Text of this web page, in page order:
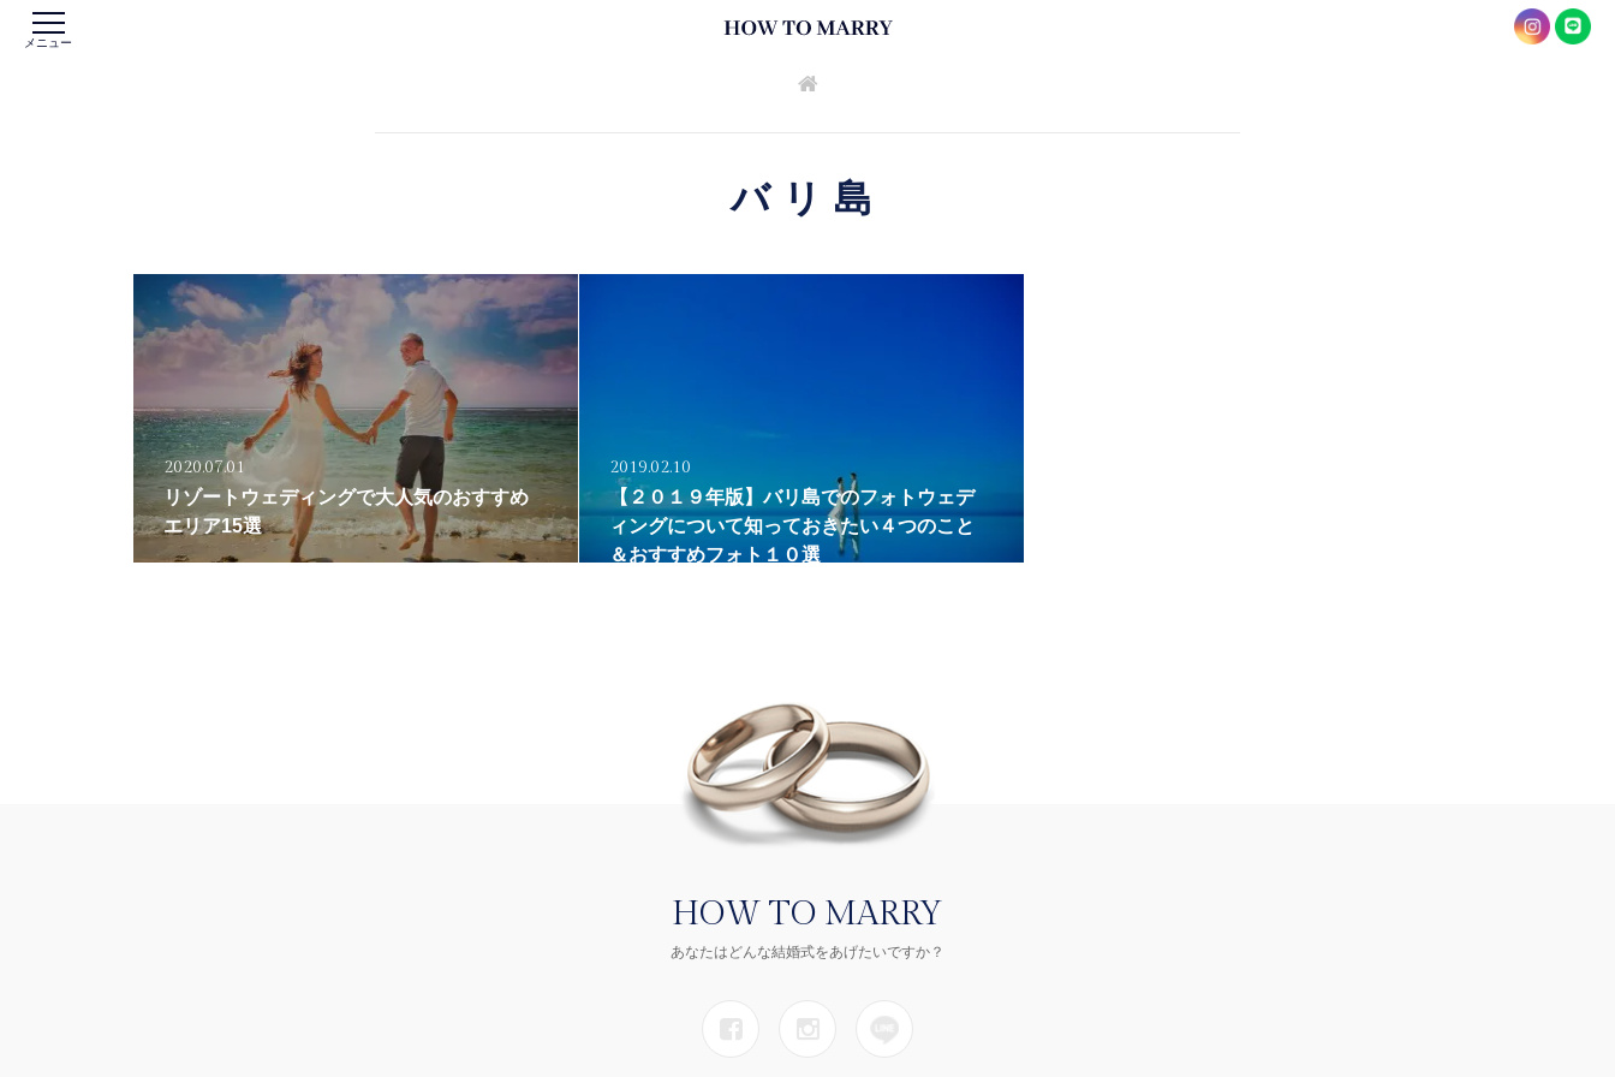
メニュー
バリ島
2020.07.01
リゾートウェディングで大人気のおすすめ
エリア15選
2019.02.10
【２０１９年版】バリ島でのフォトウェデ
ィングについて知っておきたい４つのこと
＆おすすめフォト１０選
HOW TO MARRY
あなたはどんな結婚式をあげたいですか？